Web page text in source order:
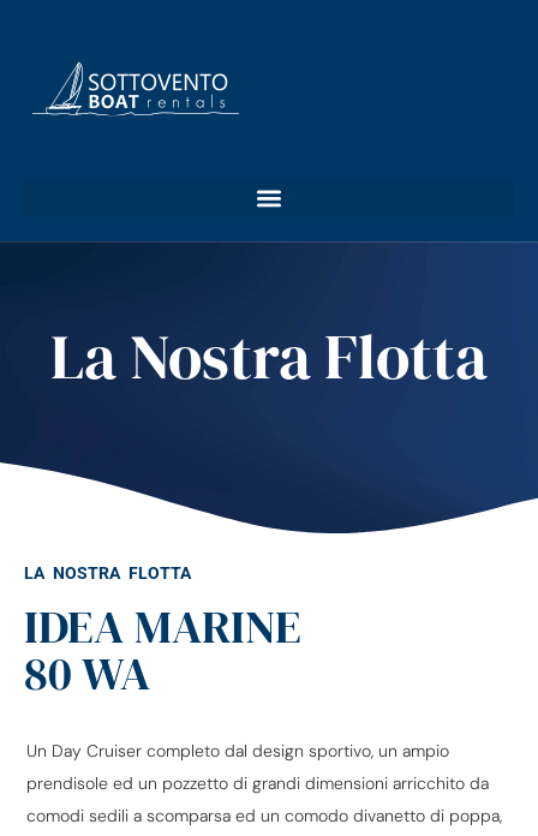
La Nostra Flotta
LA NOSTRA FLOTTA
IDEA MARINE
80 WA
Un Day Cruiser completo dal design sportivo, un ampio
prendisole ed un pozzetto di grandi dimensioni arricchito da
comodi sedili a scomparsa ed un comodo divanetto di poppa,